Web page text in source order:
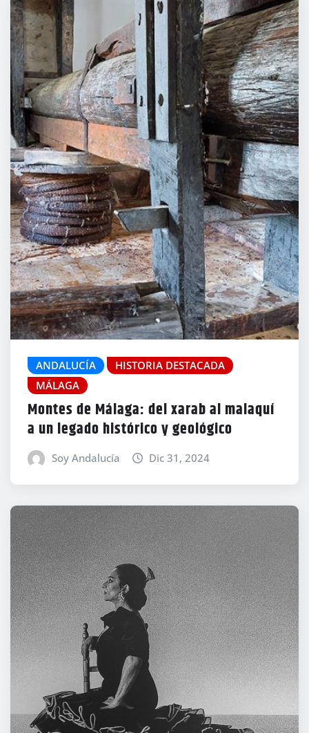
ANDALUCÍA
HISTORIA DESTACADA
MÁLAGA
Montes de Málaga: del xarab al malaquí
a un legado histórico y geológico
Soy Andalucía Dic 31, 2024